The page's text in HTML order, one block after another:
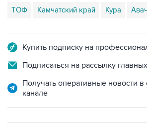
ТОФ Камчатский край Кура
Купить подписку на
Подписаться на рассылку
Получать оперативные новости
канале